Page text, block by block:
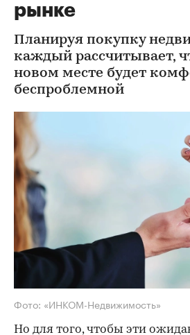
рынке
Планируя покупку
каждый рассчитывает,
новом месте будет
беспроблемной
Фото: «ИНКОМ-Недвижимость»
Но для того, чтобы эти